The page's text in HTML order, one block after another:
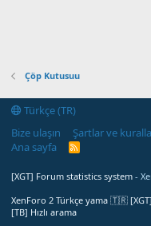
Çöp Kutusuu
Türkçe (TR)
Bize ulaşın
Şartlar ve
Ana sayfa
R
[XGT] Forum statistics system -
XenForo 2 Türkçe yama 🇹🇷
[TB] Hızlı arama